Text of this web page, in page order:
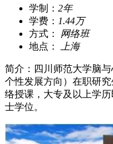
学制： 2年
学费： 1.44万
方式：
网络班
地点：
上海
简介：四川师范大学脑
个性发展方向）在职研
络授课，大专及以上学
士学位。